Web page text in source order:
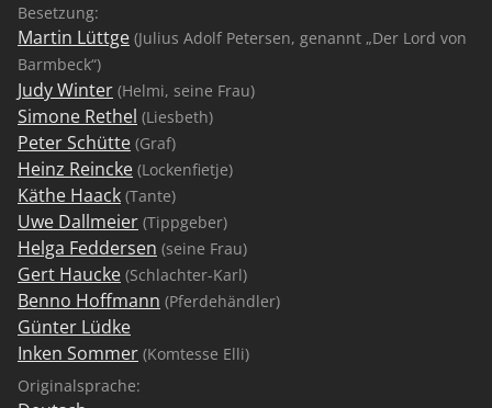
Besetzung:
Martin Lüttge (Julius Adolf Petersen, genannt „Der Lord von
Barmbeck“)
Judy Winter (Helmi, seine Frau)
Simone Rethel (Liesbeth)
Peter Schütte (Graf)
Heinz Reincke (Lockenfietje)
Käthe Haack (Tante)
Uwe Dallmeier (Tippgeber)
Helga Feddersen (seine Frau)
Gert Haucke (Schlachter-Karl)
Benno Hoffmann (Pferdehändler)
Günter Lüdke
Inken Sommer (Komtesse Elli)
Originalsprache: